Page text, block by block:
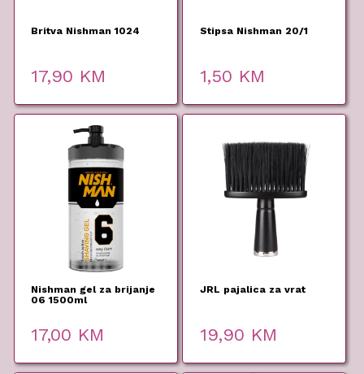
Britva Nishman 1024
17,90 KM
Stipsa Nishman 20/1
1,50 KM
Nishman gel za brijanje
06 1500ml
17,00 KM
JRL pajalica za vrat
19,90 KM